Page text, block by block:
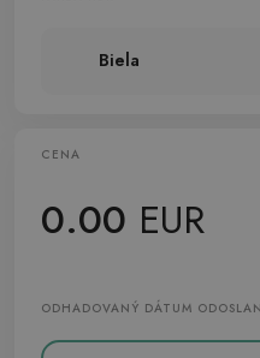
Biela
CENA
0.00 EUR
ODHADOVANÝ DÁTUM